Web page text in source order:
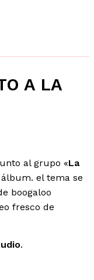
A LA
al grupo «La
el tema se
boogaloo
fresco de
.